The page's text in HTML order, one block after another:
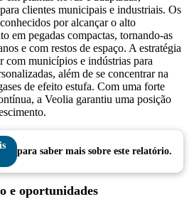
clientes municipais e industriais. Os
por alcançar o alto
em pegadas compactas, tornando-as
e com restos de espaço. A estratégia
com municípios e indústrias para
além de se concentrar na
de efeito estufa. Com uma forte
a Veolia garantiu uma posição
para saber mais sobre este relatório.
e oportunidades